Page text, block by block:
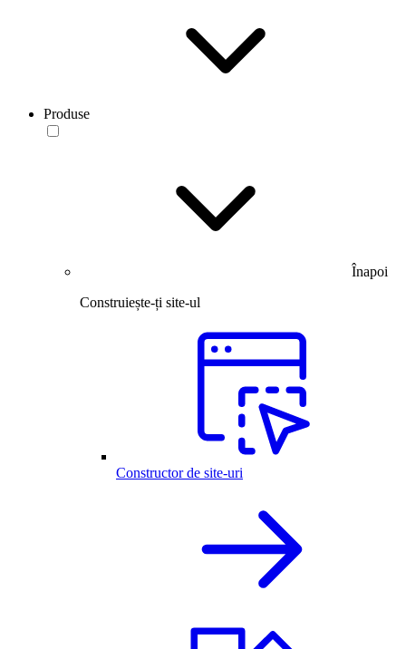
Produse
Înapoi
Construiește-ți site-ul
Constructor de site-uri